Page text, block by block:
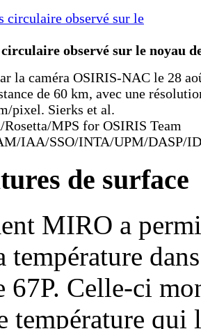
observé sur le noyau
la caméra OSIRIS-NAC le 28
de 60 km, avec une
pixel. Sierks et al.
MPS for OSIRIS Team
IAA/SSO/INTA/UPM/DASP/
de surface
MIRO a
température
67P. Celle-ci
température qui